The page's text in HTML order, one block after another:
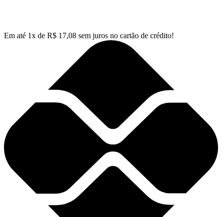
Em até 1x de R$ 17,08 sem juros no cartão de crédito!